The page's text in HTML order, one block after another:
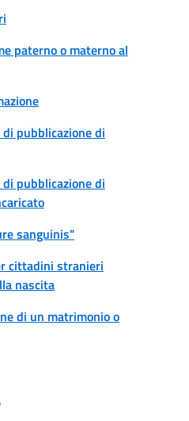
paterno o materno al
pubblicazione di
pubblicazione di
sanguinis"
cittadini stranieri
nascita
di un matrimonio o